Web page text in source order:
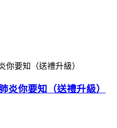
炎你要知（送禮升級）